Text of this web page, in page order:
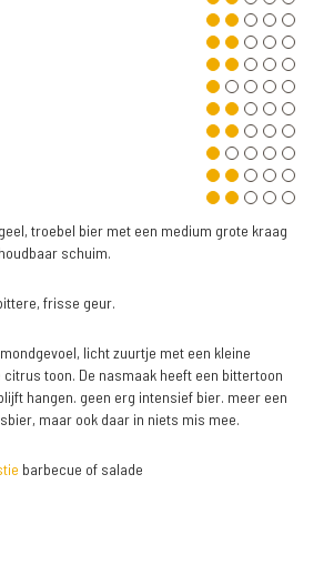
troebel bier met een medium grote kraag
schuim.
frisse geur.
licht zuurtje met een kleine
toon. De nasmaak heeft een bittertoon
hangen. geen erg intensief bier. meer een
maar ook daar in niets mis mee.
barbecue of salade